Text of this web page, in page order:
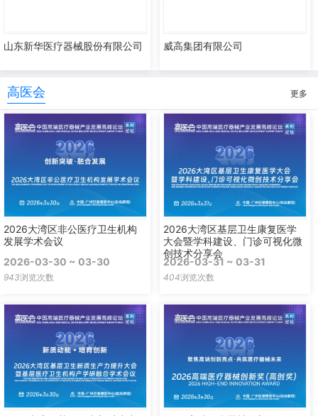
山东新华医疗器械股份有限公司 威高集团有限公司
高医会 更多
2026大湾区非公医疗卫生机构
发展学术会议
2026-03-30 ~ 03-30
943浏览次数
2026大湾区基层卫生康复医学
大会暨学科建设、门诊可视化微
创技术分享会
2026-03-31 ~ 03-31
404浏览次数